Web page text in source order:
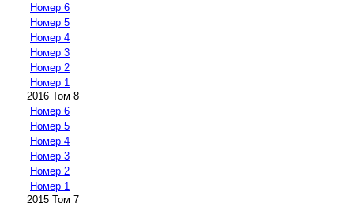
Номер 6
Номер 5
Номер 4
Номер 3
Номер 2
Номер 1
2016 Том 8
Номер 6
Номер 5
Номер 4
Номер 3
Номер 2
Номер 1
2015 Том 7